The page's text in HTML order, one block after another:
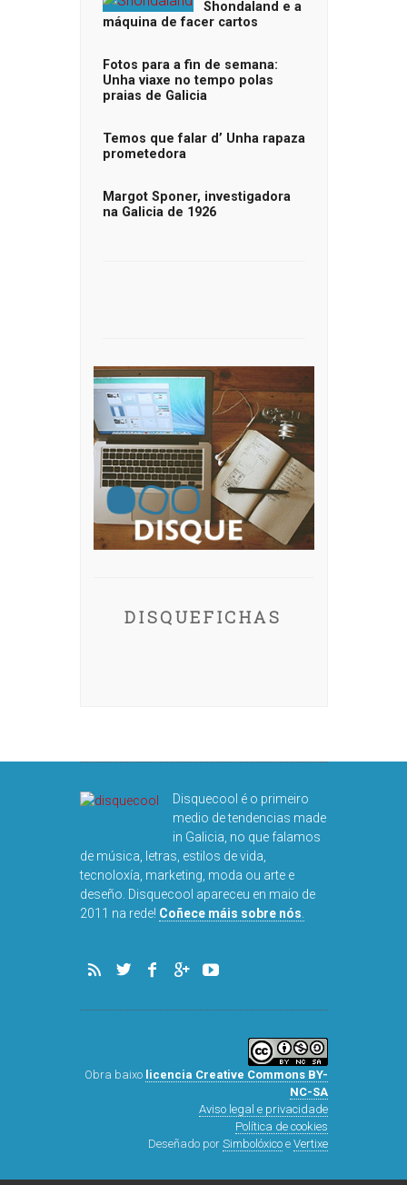
Shondaland e a
máquina de facer cartos
Fotos para a fin de semana:
Unha viaxe no tempo polas
praias de Galicia
Temos que falar d’ Unha rapaza
prometedora
Margot Sponer, investigadora
na Galicia de 1926
DISQUEFICHAS
Disquecool é o primeiro
medio de tendencias made
in Galicia, no que falamos
de música, letras, estilos de vida,
tecnoloxía, marketing, moda ou arte e
deseño. Disquecool apareceu en maio de
2011 na rede! Coñece máis sobre nós
Obra baixo licencia Creative Commons BY-
NC-SA
Aviso legal e privacidade
Política de cookies
Deseñado por Simbolóxicoe Vertixe